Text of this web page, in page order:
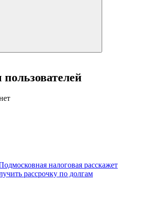
налоговая расскажет
рассрочку по долгам